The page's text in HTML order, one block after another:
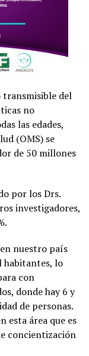
del
no
las edades,
(OMS) se
de 50 millones
por los Drs.
investigadores,
nuestro país
habitantes, lo
con
donde hay 6 y
de personas.
esta área que es
concientización